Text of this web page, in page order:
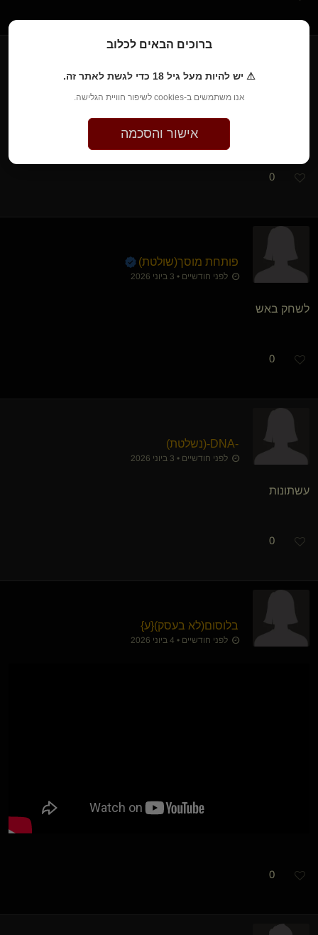
עוגיית לילה​(נשלט)
לפני חודשיים • 3 ביוני 2026
0
פותחת מוסך​(שולטת)
לפני חודשיים • 3 ביוני 2026
לשחק באש
0
-DNA-​(נשלטת)
לפני חודשיים • 3 ביוני 2026
עשתונות
0
בלוסום​(לא בעסק)​{ע}
לפני חודשיים • 4 ביוני 2026
0
ברוכים הבאים לכלוב
⚠ יש להיות מעל גיל 18 כדי לגשת לאתר זה.
אנו משתמשים ב-cookies לשיפור חוויית הגלישה.
אישור והסכמה